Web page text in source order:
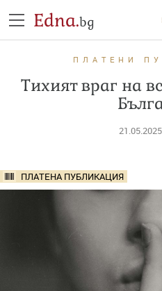
Edna.bg
ПЛАТЕНИ
Тихият враг на
21.05.2025
ПЛАТЕНА ПУБЛИКАЦИЯ